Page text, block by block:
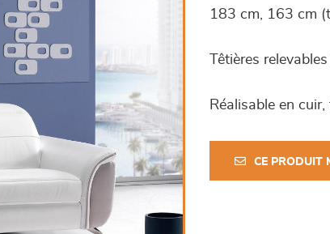
183 cm, 163 cm
Têtières
Réalisable en
CE PRODUIT